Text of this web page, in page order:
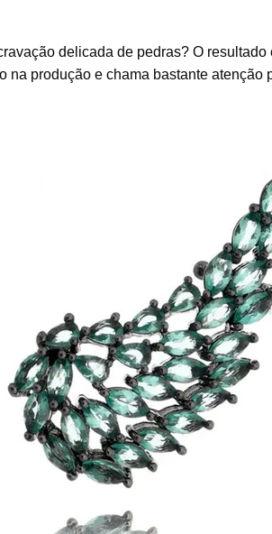
delicada de pedras? O resultado
na produção e chama bastante atenção